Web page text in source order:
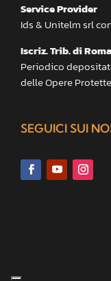
Service Provider
Ids & Unitelm srl
Iscriz. Trib. di
Periodico
delle Opere Protette
SEGUICI SUI